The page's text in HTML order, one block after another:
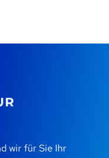
wir für Sie Ihr